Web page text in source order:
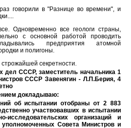
говорили в "Разнице во времени", и
Одновременно все геологи страны,
с основной работой проводить
предприятия атомной
и полигоны.
секретности.
дел СССР, заместитель начальника 1
СССР Завенягин - Л.П.Берия, 4
докладываю:
об испытании отобраны от 2 883
участвовавших в испытании
исследовательских организаций и
Совета Министров и